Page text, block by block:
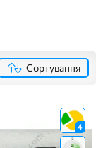
Сортування
4